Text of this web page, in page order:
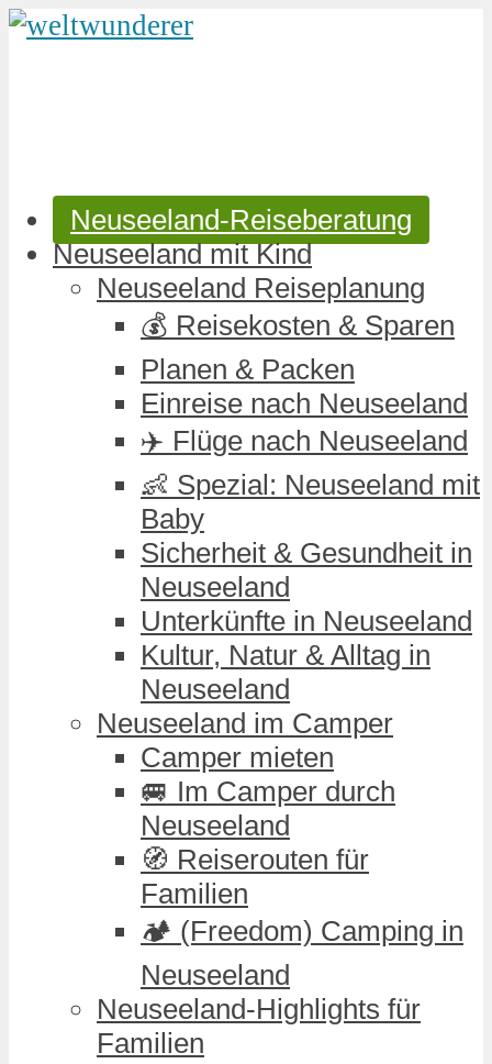
Neuseeland-Reiseberatung
Neuseeland mit Kind
Neuseeland Reiseplanung
💰 Reisekosten & Sparen
Planen & Packen
Einreise nach Neuseeland
✈️ Flüge nach Neuseeland
👶 Spezial: Neuseeland mit
Baby
Sicherheit & Gesundheit in
Neuseeland
Unterkünfte in Neuseeland
Kultur, Natur & Alltag in
Neuseeland
Neuseeland im Camper
Camper mieten
🚐 Im Camper durch
Neuseeland
🧭 Reiserouten für
Familien
🏕️ (Freedom) Camping in
Neuseeland
Neuseeland-Highlights für
Familien